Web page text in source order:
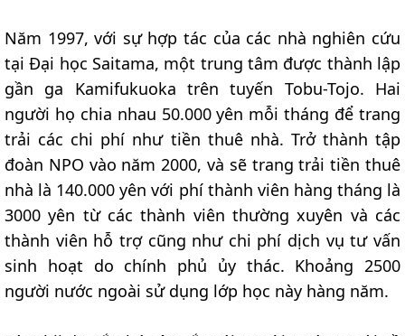
Năm 1997, với sự hợp tác của các nhà nghiên cứu
tại Đại học Saitama, một trung tâm được thành lập
gần ga Kamifukuoka trên tuyến Tobu-Tojo. Hai
người họ chia nhau 50.000 yên mỗi tháng để trang
trải các chi phí như tiền thuê nhà. Trở thành tập
đoàn NPO vào năm 2000, và sẽ trang trải tiền thuê
nhà là 140.000 yên với phí thành viên hàng tháng là
3000 yên từ các thành viên thường xuyên và các
thành viên hỗ trợ cũng như chi phí dịch vụ tư vấn
sinh hoạt do chính phủ ủy thác. Khoảng 2500
người nước ngoài sử dụng lớp học này hàng năm.